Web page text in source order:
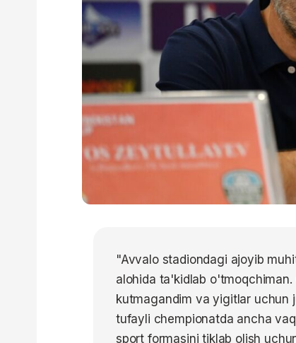
"Avvalo stadiondagi ajoyib
alohida ta'kidlab
kutmagandim va yigitlar uchun
tufayli chempionatda ancha
sport formasini tiklab olish